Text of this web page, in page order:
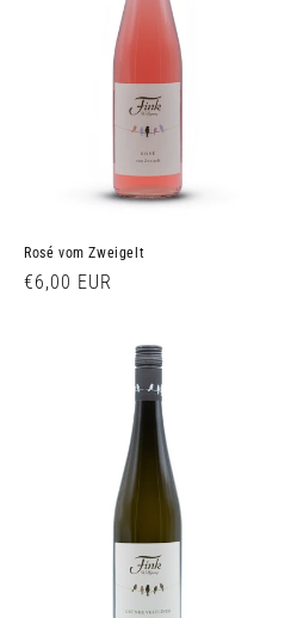
Rosé vom Zweigelt
Normaler
€6,00 EUR